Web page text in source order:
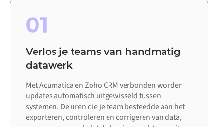
01
Verlos je teams van handmatig
datawerk
Met Acumatica en Zoho CRM verbonden worden
updates automatisch uitgewisseld tussen
systemen. De uren die je team besteedde aan het
exporteren, controleren en corrigeren van data,